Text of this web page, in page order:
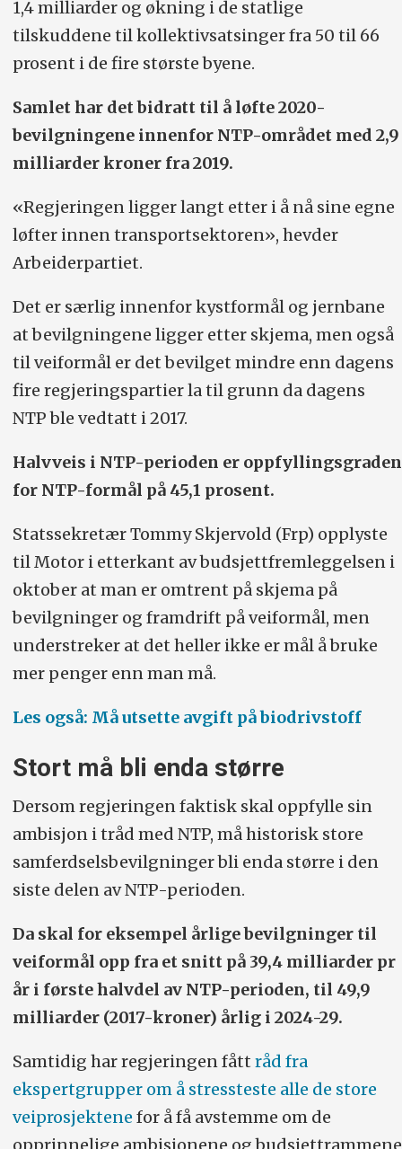
1,4 milliarder og økning i de statlige
tilskuddene til kollektivsatsinger fra 50 til 66
prosent i de fire største byene.
Samlet har det bidratt til å løfte 2020-
bevilgningene innenfor NTP-området med 2,9
milliarder kroner fra 2019.
«Regjeringen ligger langt etter i å nå sine egne
løfter innen transportsektoren», hevder
Arbeiderpartiet.
Det er særlig innenfor kystformål og jernbane
at bevilgningene ligger etter skjema, men også
til veiformål er det bevilget mindre enn dagens
fire regjeringspartier la til grunn da dagens
NTP ble vedtatt i 2017.
Halvveis i NTP-perioden er oppfyllingsgraden
for NTP-formål på 45,1 prosent.
Statssekretær Tommy Skjervold (Frp) opplyste
til Motor i etterkant av budsjettfremleggelsen i
oktober at man er omtrent på skjema på
bevilgninger og framdrift på veiformål, men
understreker at det heller ikke er mål å bruke
mer penger enn man må.
Les også: Må utsette avgift på biodrivstoff
Stort må bli enda større
Dersom regjeringen faktisk skal oppfylle sin
ambisjon i tråd med NTP, må historisk store
samferdselsbevilgninger bli enda større i den
siste delen av NTP-perioden.
Da skal for eksempel årlige bevilgninger til
veiformål opp fra et snitt på 39,4 milliarder pr
år i første halvdel av NTP-perioden, til 49,9
milliarder (2017-kroner) årlig i 2024-29.
Samtidig har regjeringen fått råd fra
ekspertgrupper om å stressteste alle de store
veiprosjektene for å få avstemme om de